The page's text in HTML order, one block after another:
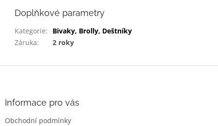
Doplňkové parametry
Kategorie:
Bivaky, Brolly, Deštníky
Záruka: 2 roky
Informace pro vás
Obchodní podmínky